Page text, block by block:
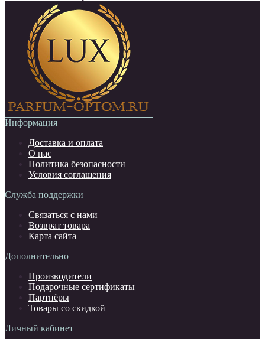
Информация
Доставка и оплата
О нас
Политика безопасности
Условия соглашения
Служба поддержки
Связаться с нами
Возврат товара
Карта сайта
Дополнительно
Производители
Подарочные сертификаты
Партнёры
Товары со скидкой
Личный кабинет